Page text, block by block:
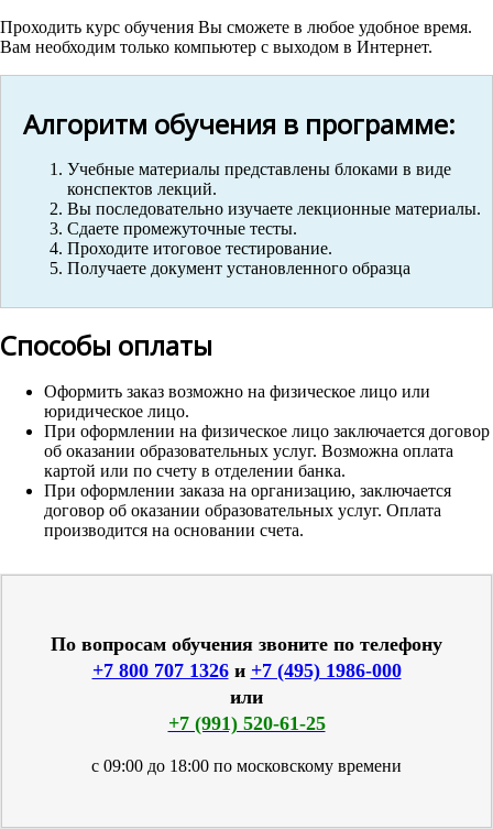
Проходить курс обучения Вы сможете в любое удобное время.
Вам необходим только компьютер с выходом в Интернет.
Алгоритм обучения в программе:
Учебные материалы представлены блоками в виде
конспектов лекций.
Вы последовательно изучаете лекционные материалы.
Сдаете промежуточные тесты.
Проходите итоговое тестирование.
Получаете документ установленного образца
Способы оплаты
Оформить заказ возможно на физическое лицо или
юридическое лицо.
При оформлении на физическое лицо заключается договор
об оказании образовательных услуг. Возможна оплата
картой или по счету в отделении банка.
При оформлении заказа на организацию, заключается
договор об оказании образовательных услуг. Оплата
производится на основании счета.
По вопросам обучения звоните по телефону
+7 800 707 1326и +7 (495) 1986-000
или
+7 (991) 520-61-25
с 09:00 до 18:00 по московскому времени